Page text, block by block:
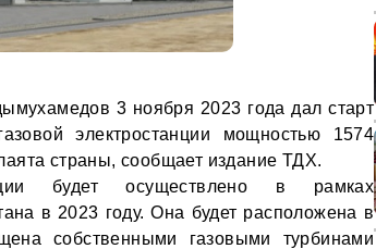
3 ноября 2023 года дал старт
электростанции мощностью 1574
страны, сообщает издание ТДХ.
будет осуществлено в рамках
в 2023 году. Она будет расположена в
собственными газовыми турбинами